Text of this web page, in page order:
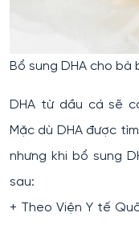
Bổ sung DHA cho
DHA từ dầu cá sẽ
Mặc dù DHA được
nhưng khi bổ sung
sau:
+ Theo Viện Y tế